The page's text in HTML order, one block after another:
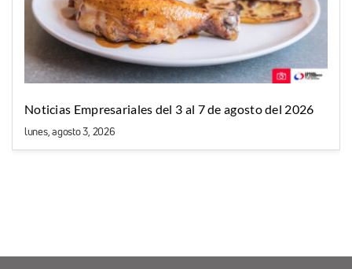
Noticias Empresariales del 3 al 7 de agosto del 2026
lunes, agosto 3, 2026